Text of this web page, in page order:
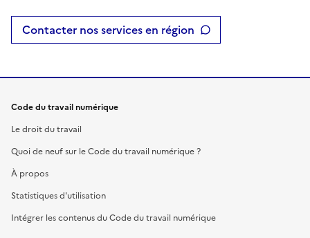
Contacter nos services en région
Code du travail numérique
Le droit du travail
Quoi de neuf sur le Code du travail numérique ?
À propos
Statistiques d'utilisation
Intégrer les contenus du Code du travail numérique